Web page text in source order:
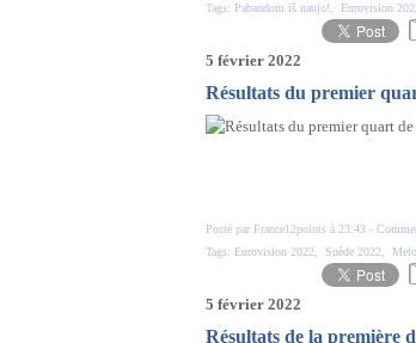
Tags: Pabandom iš naujo! Eurovision
5 février 2022
Résultats du premier
Posté par France12points à 23:43 -
Tags: Eurovision 2022 Suède 2022
5 février 2022
Résultats de la première